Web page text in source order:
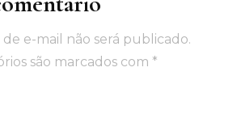
e-mail não será publicado.
são marcados com *